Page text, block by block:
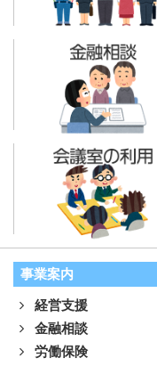
事業案内
経営支援
金融相談
労働保険